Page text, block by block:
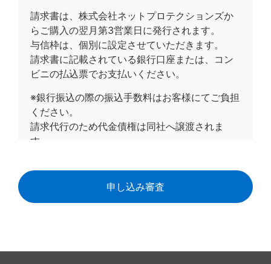
第1条（定義）
本規約では、各規定で定義するもののほか、以
下の用語を使用します。
① 「登録希望者」とは、本サービスの利用の
登録を希望する者のことをいいます。
② 「登録事項」とは、登録希望者が、登録を
申込む際に、当社に提供する当社が定める一定
③ 「利用者ＩＤ」とは、利用者を特定するた
めに当社が付与する識別用の番号のことをいい
ます。
に用いられる符号のことをいいます。
請求書は、株式会社ネットプロテクションズか
らご購入の翌月第3営業日に発行されます。
与信枠は、個別に設定させていただきます。
請求書に記載されている銀行口座または、コン
ビニの払込票でお支払いください。
※銀行振込の際の振込手数料はお客様にてご負担
ください。
請求代行のため代金債権は同社へ譲渡されま
す。
決済サービスの内容を十分に理解した上で同意